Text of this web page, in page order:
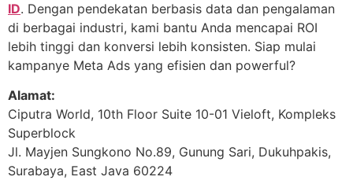
ID. Dengan pendekatan berbasis data dan pengalaman
di berbagai industri, kami bantu Anda mencapai ROI
lebih tinggi dan konversi lebih konsisten. Siap mulai
kampanye Meta Ads yang efisien dan powerful?
Alamat:
Ciputra World, 10th Floor Suite 10-01 Vieloft, Kompleks
Superblock
Jl. Mayjen Sungkono No.89, Gunung Sari, Dukuhpakis,
Surabaya, East Java 60224